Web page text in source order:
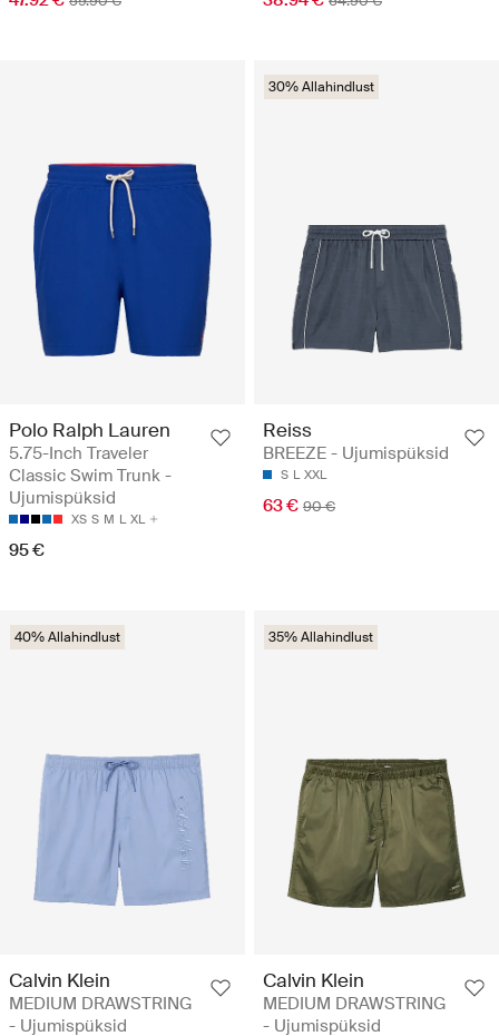
Polo Ralph Lauren
5.75-Inch Traveler
Classic Swim Trunk -
Ujumispüksid
XS S M L XL
95 €
30% Allahindlust
Reiss
BREEZE - Ujumispüksid
S L XXL
63 € 90 €
40% Allahindlust
Calvin Klein
MEDIUM DRAWSTRING
- Ujumispüksid
35% Allahindlust
Calvin Klein
MEDIUM DRAWSTRING
- Ujumispüksid